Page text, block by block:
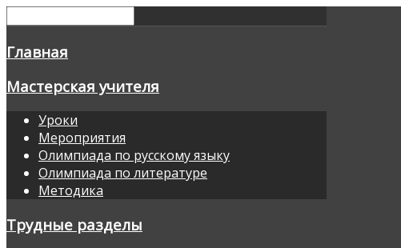
Главная
Мастерская учителя
Уроки
Мероприятия
Олимпиада по русскому языку
Олимпиада по литературе
Методика
Трудные разделы